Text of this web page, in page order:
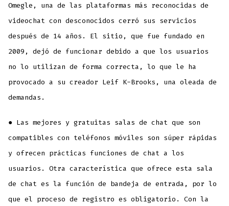
Omegle, una de las plataformas más reconocidas de
videochat con desconocidos cerró sus servicios
después de 14 años. El sitio, que fue fundado en
2009, dejó de funcionar debido a que los usuarios
no lo utilizan de forma correcta, lo que le ha
provocado a su creador Leif K-Brooks, una oleada de
demandas.
● Las mejores y gratuitas salas de chat que son
compatibles con teléfonos móviles son súper rápidas
y ofrecen prácticas funciones de chat a los
usuarios. Otra característica que ofrece esta sala
de chat es la función de bandeja de entrada, por lo
que el proceso de registro es obligatorio. Con la